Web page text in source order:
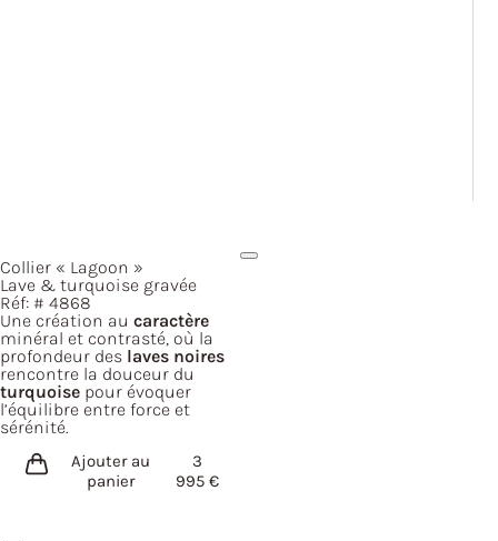
Collier « Lagoon »
Lave & turquoise gravée
Réf: # 4868
Une création au caractère
minéral et contrasté, où la
profondeur des laves noires
rencontre la douceur du
turquoise pour évoquer
l’équilibre entre force et
sérénité.
Ajouter au
panier
3
995€